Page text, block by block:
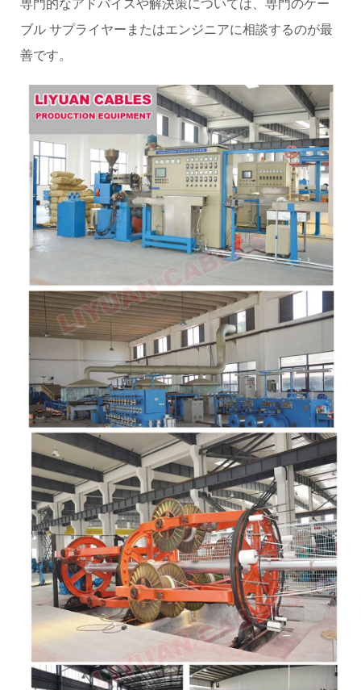
専門的なアドバイスや解決策については、専門のケー
ブル サプライヤーまたはエンジニアに相談するのが最
善です。